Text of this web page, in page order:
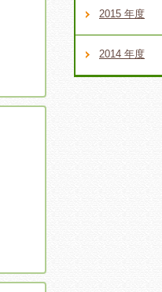
2015 年度
2014 年度